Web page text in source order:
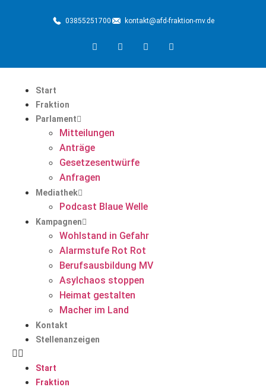
03855251700 kontakt@afd-fraktion-mv.de
Start
Fraktion
Parlament
Mitteilungen
Anträge
Gesetzesentwürfe
Anfragen
Mediathek
Podcast Blaue Welle
Kampagnen
Wohlstand in Gefahr
Alarmstufe Rot Rot
Berufsausbildung MV
Asylchaos stoppen
Heimat gestalten
Macher im Land
Kontakt
Stellenanzeigen
Start
Fraktion